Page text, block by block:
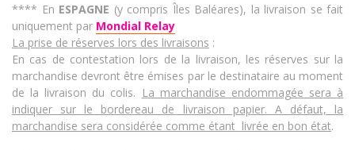
**** En ESPAGNE (y compris Îles Baléares), la livraison se fait
uniquement par Mondial Relay
La prise de réserves lors des livraisons :
En cas de contestation lors de la livraison, les réserves sur la
marchandise devront être émises par le destinataire au moment
de la livraison du colis. La marchandise endommagée sera à
indiquer sur le bordereau de livraison papier. A défaut, la
marchandise sera considérée comme étant livrée en bon état.